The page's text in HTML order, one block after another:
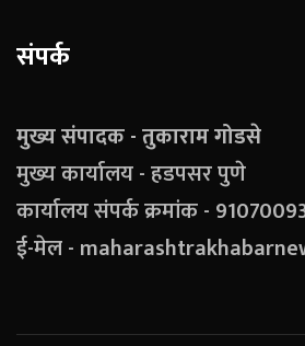
संपर्क
मुख्य संपादक - तुकाराम गोडसे
मुख्य कार्यालय - हडपसर पुणे
कार्यालय संपर्क क्रमांक -
ई-मेल -